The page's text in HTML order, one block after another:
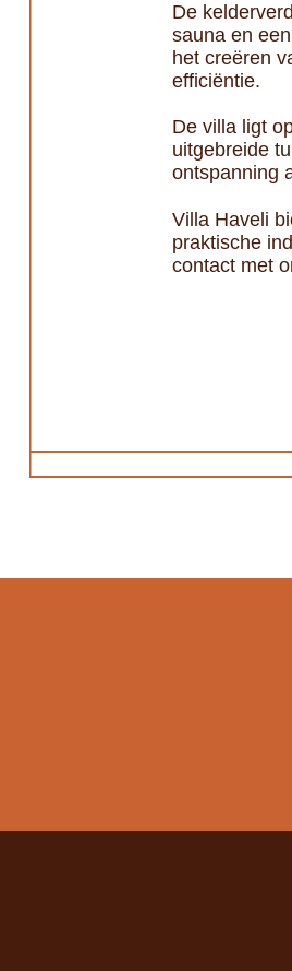
De
sauna en
het creëren
efficiëntie.
De villa ligt
uitgebreide
ontspanning
Villa Haveli
praktische
contact met